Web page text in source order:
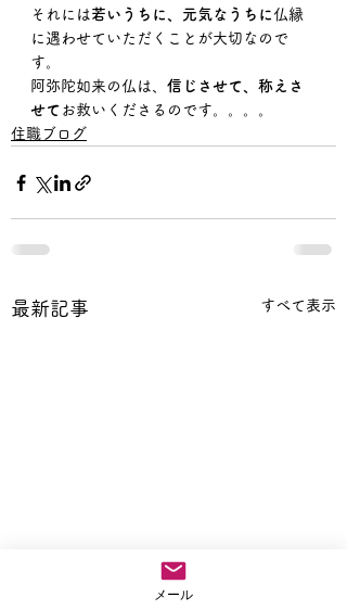
それには 若いうちに、元気なうちに 仏縁
に遇わせていただくことが大切なので
す。
阿弥陀如来の仏は、 信じさせて、称えさ
せて お救いくださるのです。。。。
住職ブログ
最新記事 すべて表示
メール